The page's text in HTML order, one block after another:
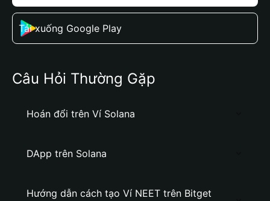
Tải xuống Google Play
Câu Hỏi Thường Gặp
Hoán đổi trên Ví Solana
DApp trên Solana
Hướng dẫn cách tạo Ví NEET trên Bitget